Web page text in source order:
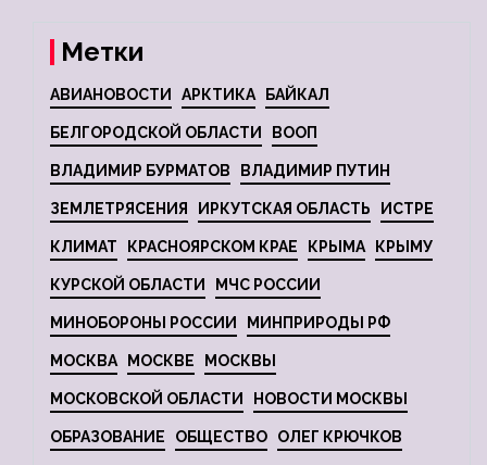
Метки
АВИАНОВОСТИ АРКТИКА БАЙКАЛ
БЕЛГОРОДСКОЙ ОБЛАСТИ ВООП
ВЛАДИМИР БУРМАТОВ ВЛАДИМИР ПУТИН
ЗЕМЛЕТРЯСЕНИЯ ИРКУТСКАЯ ОБЛАСТЬ ИСТРЕ
КЛИМАТ КРАСНОЯРСКОМ КРАЕ КРЫМА КРЫМУ
КУРСКОЙ ОБЛАСТИ МЧС РОССИИ
МИНОБОРОНЫ РОССИИ МИНПРИРОДЫ РФ
МОСКВА МОСКВЕ МОСКВЫ
МОСКОВСКОЙ ОБЛАСТИ НОВОСТИ МОСКВЫ
ОБРАЗОВАНИЕ ОБЩЕСТВО ОЛЕГ КРЮЧКОВ